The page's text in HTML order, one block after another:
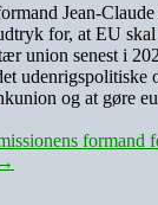
Jean-
for, at EU
union senest i
udenrigspolitiske
og at gøre
formand
→